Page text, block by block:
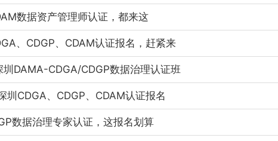
数据资产管理师认证，都来这
、CDGP、CDAM认证报名，赶紧来
DAMA-CDGA/CDGP数据治理认证班
CDGA、CDGP、CDAM认证报名
数据治理专家认证，这报名划算